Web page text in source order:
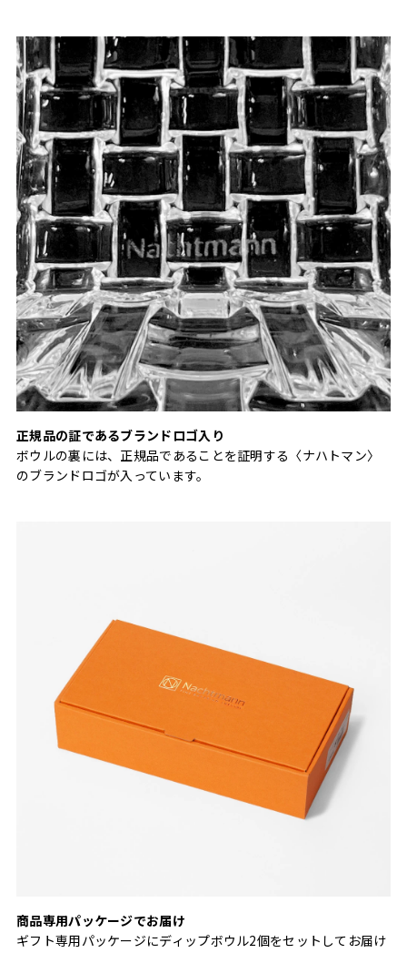
正規品の証であるブランドロゴ入り
ボウルの裏には、正規品であることを証明する〈ナハトマン〉
のブランドロゴが入っています。
商品専用パッケージでお届け
ギフト専用パッケージにディップボウル2個をセットしてお届け